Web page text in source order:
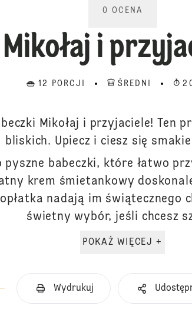
0 OCENA
Mikołaj i
12 PORCJI ŚREDNI
Mikołaj i przyjaciele! Ten
bliskich. Upiecz i ciesz się
pyszne babeczki, które łatwo
krem śmietankowy
nadają im świątecznego
świetny wybór, jeśli chcesz
POKAŻ WIĘCEJ +
Wydrukuj